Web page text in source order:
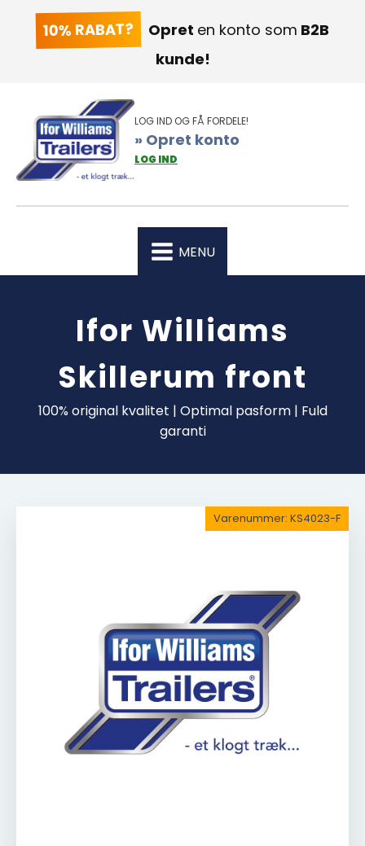
10% RABAT? Opret en konto som B2B
kunde!
LOG IND OG FÅ FORDELE!
» Opret konto
LOG IND
MENU
Ifor Williams
Skillerum front
100% original kvalitet | Optimal pasform | Fuld
garanti
Varenummer: KS4023-F